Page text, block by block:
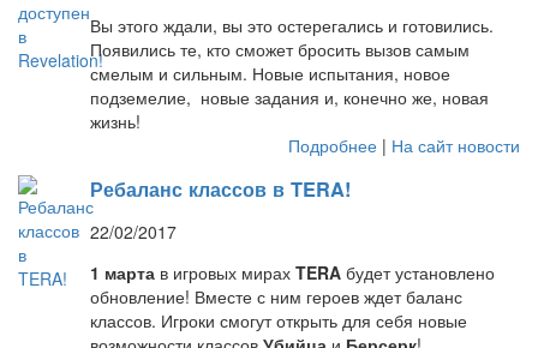
Вы этого ждали, вы это остерегались и готовились.
Появились те, кто сможет бросить вызов самым
смелым и сильным. Новые испытания, новое
подземелие, новые задания и, конечно же, новая
жизнь!
Подробнее | На сайт новости
Ребаланс классов в TERA!
22/02/2017
1 марта в игровых мирах TERA будет установлено
обновление! Вместе с ним героев ждет баланс
классов. Игроки смогут открыть для себя новые